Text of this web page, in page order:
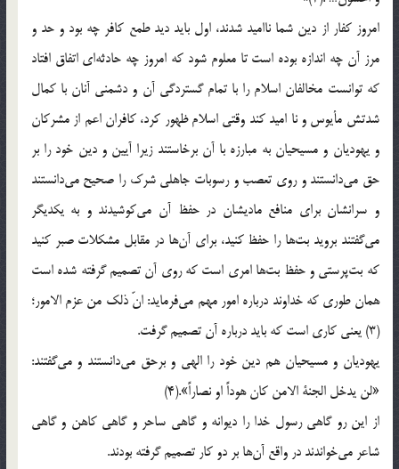
امروز كفار از دين شما نااميد شدند، اول بايد ديد طمع كافر چه بود و حد و
مرز آن چه اندازه بوده است تا معلوم شود كه امروز چه حادثه‌اى اتفاق افتاد
كه توانست مخالفان اسلام را با تمام گستردگى آن و دشمنى آنان با كمال
شدتش مأيوس و نا اميد كند وقتى اسلام ظهور كرد، كافران اعم از مشركان
و يهوديان و مسيحيان به مبارزه با آن برخاستند زيرا آيين و دين خود را بر
حق مى‌دانستند و روى تعصب و رسوبات جاهلى شرك را صحيح مى‌دانستند
و سرانشان براى منافع ماديشان در حفظ آن مى‌كوشيدند و به يكديگر
مى‌گفتند برويد بت‌ها را حفظ كنيد، براى آن‌ها در مقابل مشكلات صبر كنيد
كه بت‌پرستى و حفظ بت‌ها امرى است كه روى آن تصميم گرفته شده است
همان طورى كه خداوند درباره امور مهم مى‌فرمايد: انّ ذلك من عزم الامور؛
(3) يعنى كارى است كه بايد درباره آن تصميم گرفت.
يهوديان و مسيحيان هم دين خود را الهى و برحق مى‌دانستند و مى‌گفتند:
«لن يدخل الجنة الامن كان هوداً او نصاراً».(4)
از اين رو گاهى رسول خدا را ديوانه و گاهى ساحر و گاهى كاهن و گاهى
شاعر مى‌خواندند در واقع آن‌ها بر دو كار تصميم گرفته بودند.